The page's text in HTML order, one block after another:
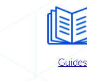
Guides